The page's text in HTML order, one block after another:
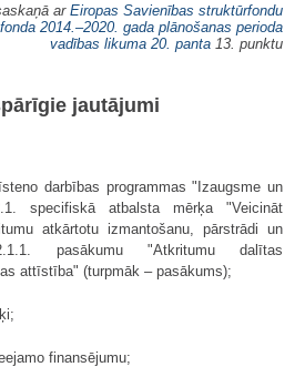
ar Eiropas Savienības struktūrfondu
2014.–2020. gada plānošanas perioda
vadības likuma 20. panta 13. punktu
jautājumi
darbības programmas "Izaugsme un
specifiskā atbalsta mērķa "Veicināt
atkārtotu izmantošanu, pārstrādi un
pasākumu "Atkritumu dalītas
attīstība" (turpmāk – pasākums);
finansējumu;